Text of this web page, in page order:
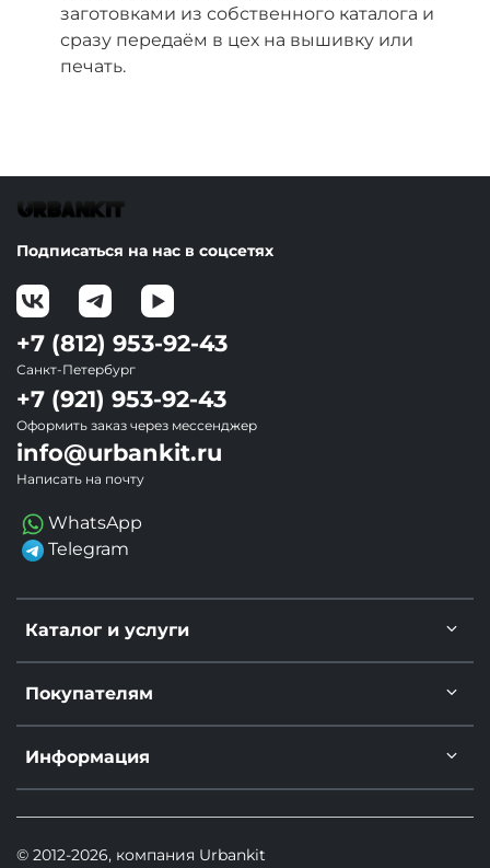
заготовками из собственного каталога и
сразу передаём в цех на вышивку или
печать.
Каталог и услуги
Покупателям
Информация
Подписаться на нас в соцсетях
+7 (812) 953-92-43
Санкт-Петербург
+7 (921) 953-92-43
Оформить заказ через мессенджер
info@urbankit.ru
Написать на почту
WhatsApp
Telegram
© 2012-2026, компания Urbankit